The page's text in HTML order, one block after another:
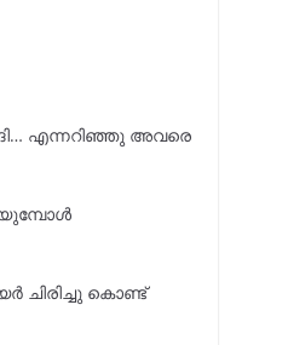
എന്നറിഞ്ഞു അവരെ
ചിരിച്ചു കൊണ്ട്